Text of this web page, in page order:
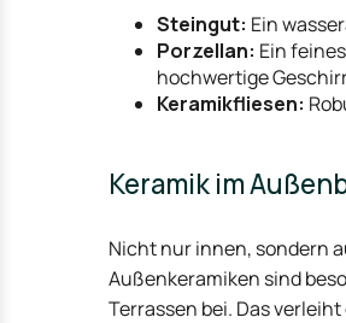
Steingut: Ein
Porzellan: Ein
hochwertige
Keramikfliesen:
Keramik im
Nicht nur innen, sondern
Außenkeramiken sind
Terrassen bei. Das